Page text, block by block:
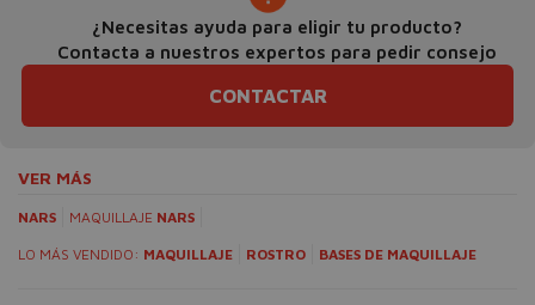
¿Necesitas ayuda para eligir tu producto?
Contacta a nuestros expertos para pedir consejo
CONTACTAR
VER MÁS
NARS MAQUILLAJE NARS
LO MÁS VENDIDO: MAQUILLAJE ROSTRO BASES DE MAQUILLAJE